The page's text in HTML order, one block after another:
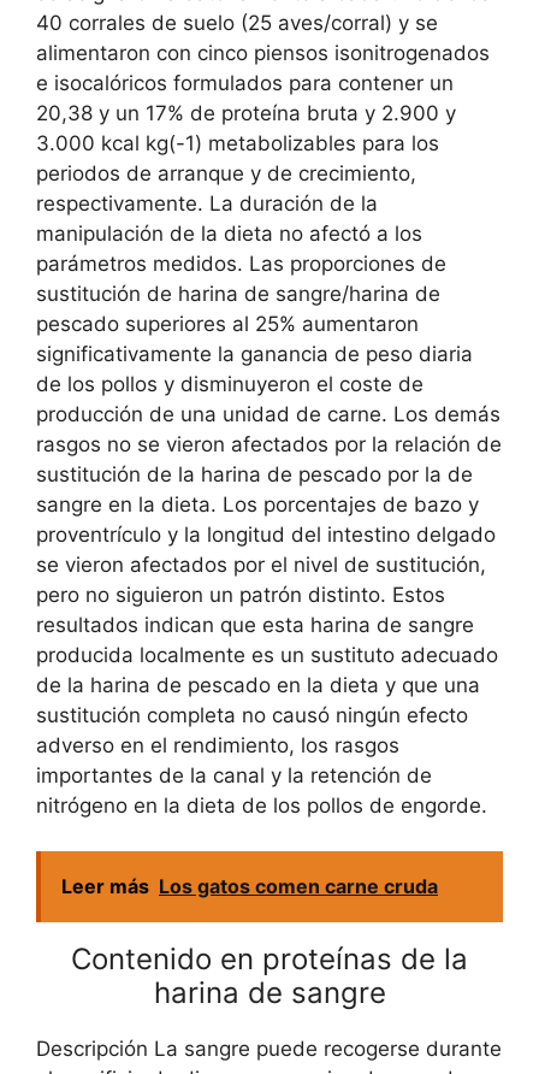
40 corrales de suelo (25 aves/corral) y se
alimentaron con cinco piensos isonitrogenados
e isocalóricos formulados para contener un
20,38 y un 17% de proteína bruta y 2.900 y
3.000 kcal kg(-1) metabolizables para los
periodos de arranque y de crecimiento,
respectivamente. La duración de la
manipulación de la dieta no afectó a los
parámetros medidos. Las proporciones de
sustitución de harina de sangre/harina de
pescado superiores al 25% aumentaron
significativamente la ganancia de peso diaria
de los pollos y disminuyeron el coste de
producción de una unidad de carne. Los demás
rasgos no se vieron afectados por la relación de
sustitución de la harina de pescado por la de
sangre en la dieta. Los porcentajes de bazo y
proventrículo y la longitud del intestino delgado
se vieron afectados por el nivel de sustitución,
pero no siguieron un patrón distinto. Estos
resultados indican que esta harina de sangre
producida localmente es un sustituto adecuado
de la harina de pescado en la dieta y que una
sustitución completa no causó ningún efecto
adverso en el rendimiento, los rasgos
importantes de la canal y la retención de
nitrógeno en la dieta de los pollos de engorde.
Leer más Los gatos comen carne cruda
Contenido en proteínas de la
harina de sangre
Descripción La sangre puede recogerse durante